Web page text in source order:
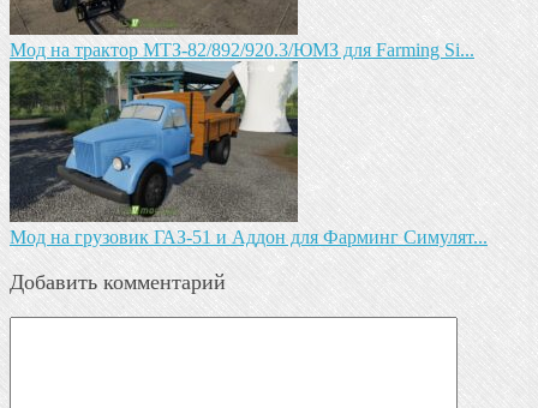
Мод на трактор МТЗ-82/892/920.3/ЮМЗ для Farming Si...
Мод на грузовик ГАЗ-51 и Аддон для Фарминг Симулят...
Добавить комментарий